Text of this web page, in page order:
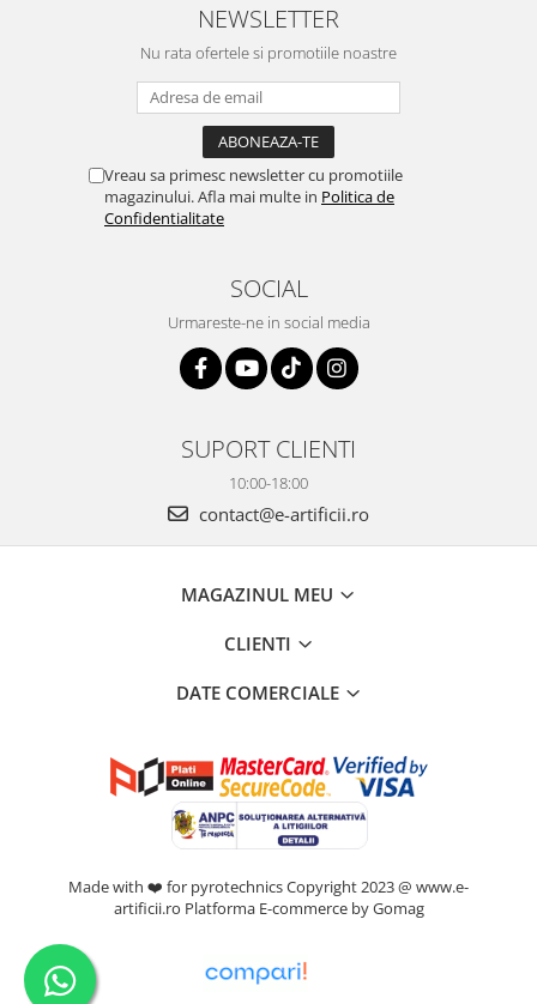
NEWSLETTER
Nu rata ofertele si promotiile noastre
Vreau sa primesc newsletter cu promotiile
magazinului. Afla mai multe in Politica de
Confidentialitate
SOCIAL
Urmareste-ne in social media
SUPORT CLIENTI
10:00-18:00
contact@e-artificii.ro
MAGAZINUL MEU
CLIENTI
DATE COMERCIALE
Made with ❤️ for pyrotechnics Copyright 2023 @ www.e-
artificii.ro Platforma E-commerce by Gomag